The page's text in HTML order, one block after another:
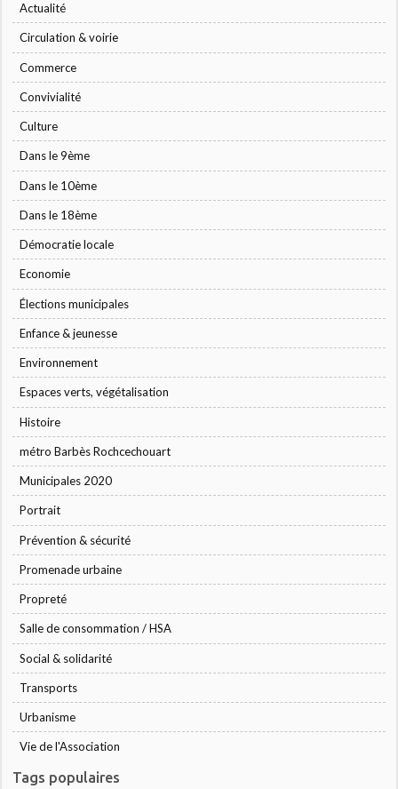
Actualité
Circulation & voirie
Commerce
Convivialité
Culture
Dans le 9ème
Dans le 10ème
Dans le 18ème
Démocratie locale
Economie
Élections municipales
Enfance & jeunesse
Environnement
Espaces verts, végétalisation
Histoire
métro Barbès Rochcechouart
Municipales 2020
Portrait
Prévention & sécurité
Promenade urbaine
Propreté
Salle de consommation / HSA
Social & solidarité
Transports
Urbanisme
Vie de l'Association
Tags populaires